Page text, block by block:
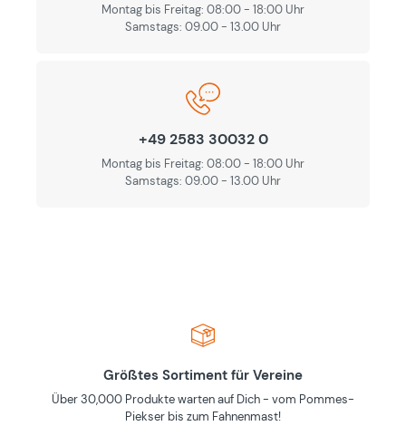
Montag bis Freitag: 08:00 - 18:00 Uhr
Samstags: 09.00 - 13.00 Uhr
+49 2583 30032 0
Montag bis Freitag: 08:00 - 18:00 Uhr
Samstags: 09.00 - 13.00 Uhr
Größtes Sortiment für Vereine
Über 30,000 Produkte warten auf Dich - vom Pommes-
Piekser bis zum Fahnenmast!